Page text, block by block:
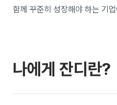
함께 꾸준히 성장해야 하는 기
나에게 잔디란?